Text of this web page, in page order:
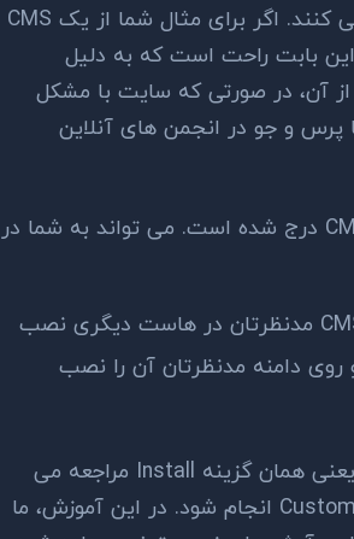
دارد یا صرفاً افراد محدودی از آن استفاده می کنند. اگر برای مثال شما از یک CMS
بابت راحت است که به دلیل
از آن، در صورتی که سایت با مشکل
پرس و جو در انجمن های آنلاین
بخشی است که نظرات کاربران درباره CMS درج شده است. می تواند به شما در
از طریق این بخش می توانید چنانچه CMS مدنظرتان در هاست دیگری نصب
دامنه مدنظرتان آن را نصب
برای انجام عملیات نصب ما به سربرگ اول یعنی همان گزینه Install مراجعه می
کنیم. نصب می تواند به دو روش Quick و Custom انجام شود. در این آموزش، ما